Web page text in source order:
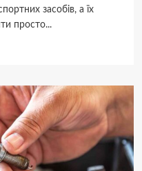
засобів, а їх
просто...